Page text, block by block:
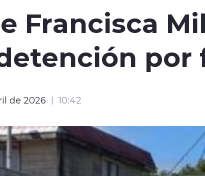
Francisca
por
de 2026 10:42